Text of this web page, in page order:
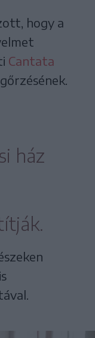
hogy a
Cantata
ház